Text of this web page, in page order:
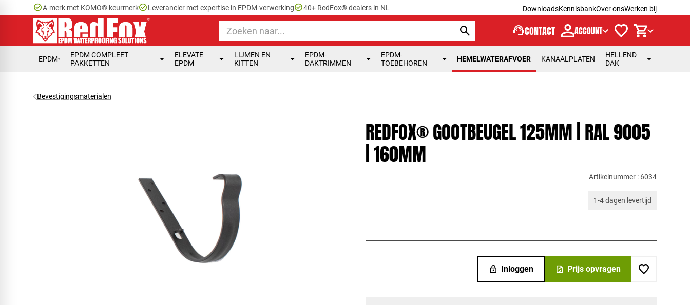
check_circleA-merk met KOMO® keurmerkcheck_circleLeverancier met expertise in EPDM-verwerkingcheck_circle40+ RedFox® dealers in NL DownloadsKennisbankOver onsWerken bij
support_agentCONTACT ACCOUNT
EPDM
EPDM COMPLEET
PAKKETTEN
ELEVATE
EPDM
LIJMEN EN
KITTEN
EPDM-
DAKTRIMMEN
EPDM-
TOEBEHOREN
HEMELWATERAFVOER KANAALPLATEN
HELLEND
DAK
Bevestigingsmaterialen
REDFOX® GOOTBEUGEL 125MM | RAL 9005
| 160MM
Artikelnummer : 6034
1-4 dagen levertijd
lock Inloggen request_quote Prijs opvragen